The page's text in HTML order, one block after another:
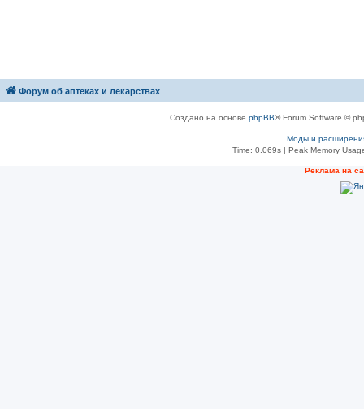
Форум об аптеках и лекарствах
Создано на основе phpBB® Forum Software ©
Моды и
Time: 0.069s| Peak Memory
Рeклама на